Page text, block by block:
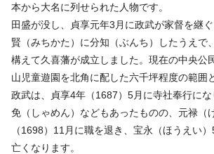
本から大名に列せられた人物です。
田盛が没し、貞享元年3月に政武が家督を継
賢（みちかた）に分知（ぶんち）したうえで
構えて久喜藩が成立しました。現在の中央公
山児童遊園を北角に配した六千坪程度の範囲
政武は、貞享4年（1687）5月に寺社奉行に
免（しゃめん）などもあったものの、元禄（
（1698）11月に職を退き、宝永（ほうえい
亡くなります。